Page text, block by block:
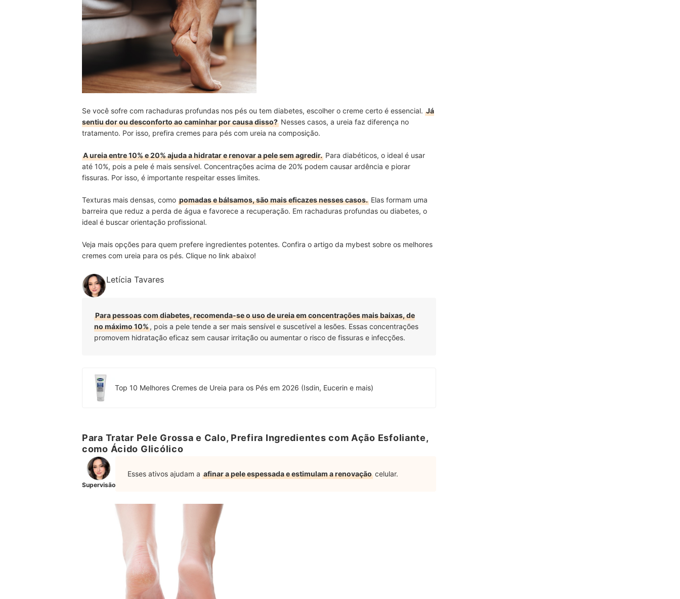
Se você sofre com rachaduras profundas nos pés ou tem diabetes, escolher o creme certo é essencial. Já
sentiu dor ou desconforto ao caminhar por causa disso? Nesses casos, a ureia faz diferença no
tratamento. Por isso, prefira cremes para pés com ureia na composição.
A ureia entre 10% e 20% ajuda a hidratar e renovar a pele sem agredir. Para diabéticos, o ideal é usar
até 10%, pois a pele é mais sensível. Concentrações acima de 20% podem causar ardência e piorar
fissuras. Por isso, é importante respeitar esses limites.
Texturas mais densas, como pomadas e bálsamos, são mais eficazes nesses casos. Elas formam uma
barreira que reduz a perda de água e favorece a recuperação. Em rachaduras profundas ou diabetes, o
ideal é buscar orientação profissional.
Veja mais opções para quem prefere ingredientes potentes. Confira o artigo da mybest sobre os melhores
cremes com ureia para os pés. Clique no link abaixo!
Letícia Tavares
Para pessoas com diabetes, recomenda-se o uso de ureia em concentrações mais baixas, de
no máximo 10%, pois a pele tende a ser mais sensível e suscetível a lesões. Essas concentrações
promovem hidratação eficaz sem causar irritação ou aumentar o risco de fissuras e infecções.
Top 10 Melhores Cremes de Ureia para os Pés em 2026 (Isdin, Eucerin e mais)
Para Tratar Pele Grossa e Calo, Prefira Ingredientes com Ação Esfoliante,
como Ácido Glicólico
Supervisão
Esses ativos ajudam a afinar a pele espessada e estimulam a renovação celular.